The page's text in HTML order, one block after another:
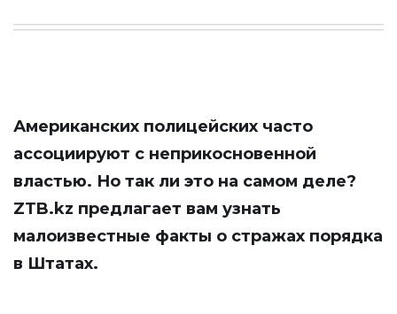
Американских полицейских часто
ассоциируют с неприкосновенной
властью. Но так ли это на самом деле?
ZTB.kz предлагает вам узнать
малоизвестные факты о стражах порядка
в Штатах.